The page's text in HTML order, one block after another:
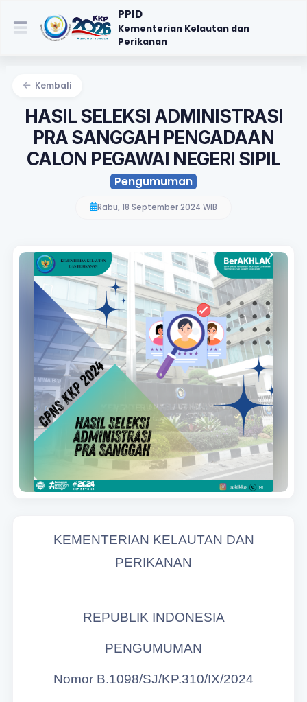
PPID
Kementerian Kelautan dan
Perikanan
Kembali
HASIL SELEKSI ADMINISTRASI
PRA SANGGAH PENGADAAN
CALON PEGAWAI NEGERI SIPIL
Pengumuman
Rabu, 18 September 2024 WIB
KEMENTERIAN KELAUTAN DAN
PERIKANAN
REPUBLIK INDONESIA
PENGUMUMAN
Nomor B.1098/SJ/KP.310/IX/2024